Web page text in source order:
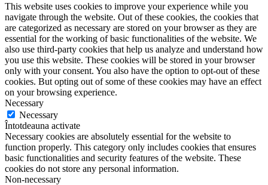
This website uses cookies to improve your experience while you
navigate through the website. Out of these cookies, the cookies that
are categorized as necessary are stored on your browser as they are
essential for the working of basic functionalities of the website. We
also use third-party cookies that help us analyze and understand how
you use this website. These cookies will be stored in your browser
only with your consent. You also have the option to opt-out of these
cookies. But opting out of some of these cookies may have an effect
on your browsing experience.
Necessary
Necessary
Întotdeauna activate
Necessary cookies are absolutely essential for the website to
function properly. This category only includes cookies that ensures
basic functionalities and security features of the website. These
cookies do not store any personal information.
Non-necessary